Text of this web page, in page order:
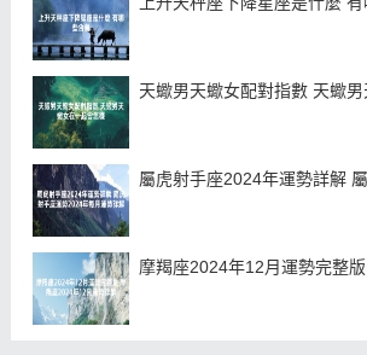
天蠍男天蠍女配對指數 天蠍男
屬虎射手座2024年運勢詳解 屬
摩羯座2024年12月運勢完整版